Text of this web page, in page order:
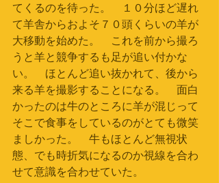
てくるのを待った。　１０分ほど遅れ
て羊舎からおよそ７０頭くらいの羊が
大移動を始めた。　これを前から撮ろ
うと羊と競争するも足が追い付かな
い。　ほとんど追い抜かれて、後から
来る羊を撮影することになる。　面白
かったのは牛のところに羊が混じって
そこで食事をしているのがとても微笑
ましかった。　牛もほとんど無視状
態、でも時折気になるのか視線を合わ
せて意識を合わせていた。